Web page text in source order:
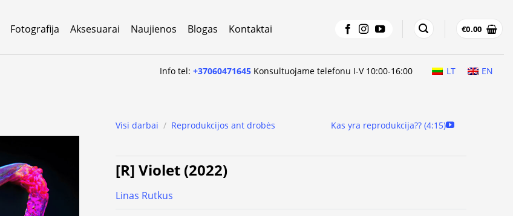
Fotografija Aksesuarai Naujienos Blogas Kontaktai €0.00
Info tel:+37060471645 Konsultuojame telefonu I-V 10:00-16:00 LT EN
Visi darbai / Reprodukcijos ant drobės Kas yra reprodukcija?? (4:15)
[R] Violet (2022)
Linas Rutkus